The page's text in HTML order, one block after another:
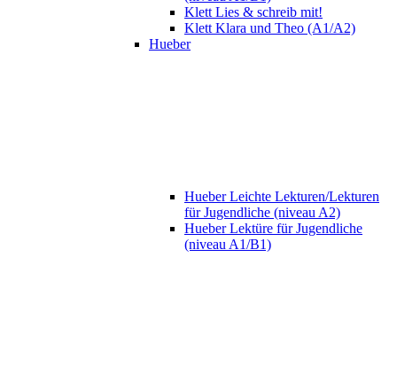
Klett Lies & schreib mit!
Klett Klara und Theo (A1/A2)
Hueber
Hueber Leichte Lekturen/Lekturen
für Jugendliche (niveau A2)
Hueber Lektüre für Jugendliche
(niveau A1/B1)